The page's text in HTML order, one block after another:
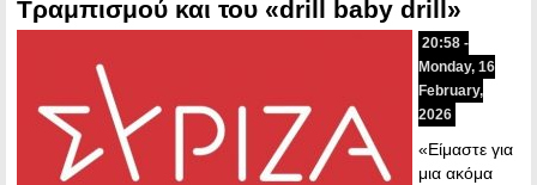
Τραμπισμού και του «drill baby drill»
20:58 -
Monday, 16
February,
2026
«Είμαστε για
μια ακόμα